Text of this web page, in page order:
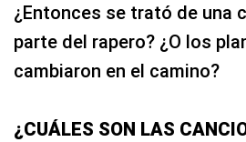
¿Entonces se trató de una
parte del rapero? ¿O los
cambiaron en el camino?
¿CUÁLES SON LAS